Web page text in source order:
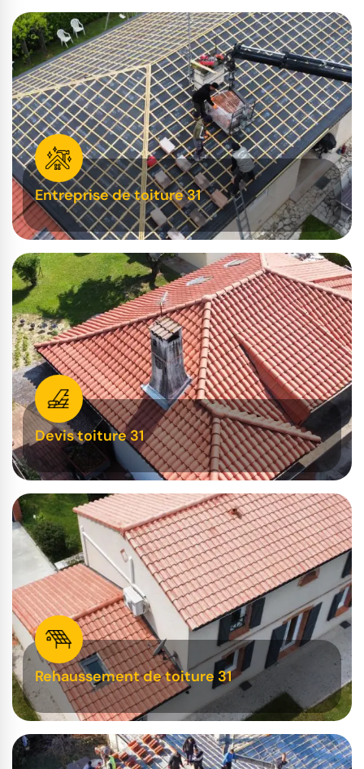
Entreprise de toiture 31
Devis toiture 31
Rehaussement de toiture 31